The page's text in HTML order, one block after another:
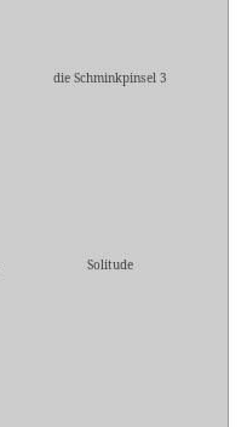
die Schminkpinsel 3
Solitude